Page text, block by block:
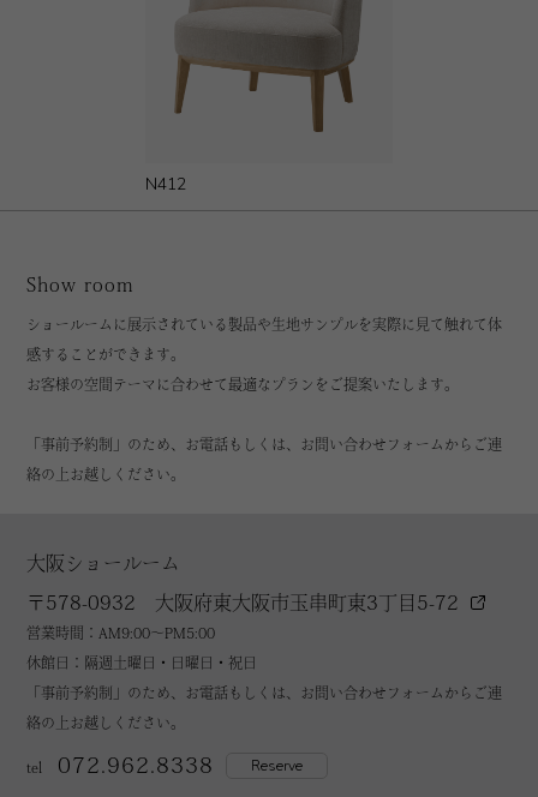
N412
Show room
ショールームに展示されている製品や生地サンプルを実際に見て触れて体
感することができます。
お客様の空間テーマに合わせて最適なプランをご提案いたします。
「事前予約制」のため、お電話もしくは、お問い合わせフォームからご連
絡の上お越しください。
大阪ショールーム
〒578-0932 大阪府東大阪市玉串町東3丁目5-72
営業時間：AM9:00～PM5:00
休館日：隔週土曜日・日曜日・祝日
「事前予約制」のため、お電話もしくは、お問い合わせフォームからご連
絡の上お越しください。
tel 072.962.8338 Reserve